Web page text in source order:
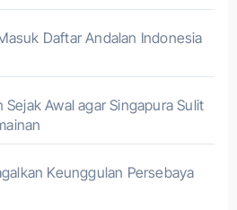
Daftar Andalan Indonesia
Awal agar Singapura Sulit
Keunggulan Persebaya